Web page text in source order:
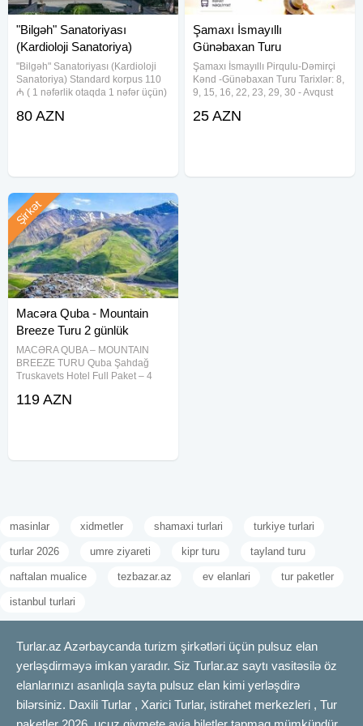
"Bilgəh" Sanatoriyası
(Kardioloji Sanatoriya)
"Bilgəh" Sanatoriyası (Kardioloji
Sanatoriya) Standard korpus 110
₼ ( 1 nəfərlik otaqda 1 nəfər üçün)
otaqda 1 nəfər üçün) Junior Suite
80 AZN
Şamaxı İsmayıllı
Günəbaxan Turu
Şamaxı İsmayıllı Pirqulu-Dəmirçi
Kənd -Günəbaxan Turu Tarixlər: 8,
9, 15, 16, 22, 23, 29, 30 - Avqust
19, 20, 25, 26, 27 - Avqust
25 AZN
Macəra Quba - Mountain
Breeze Turu 2 günlük
MACƏRA QUBA – MOUNTAIN
BREEZE TURU Quba Şahdağ
Truskavets Hotel Full Paket – 4
━━━━━━━━━━━━━━ Tarixlər: 08-09
Şirkət
119 AZN
masinlar xidmetler shamaxi turlari turkiye turlari
turlar 2026 umre ziyareti kipr turu tayland turu
naftalan mualice tezbazar.az ev elanlari tur paketler
istanbul turlari
Turlar.az Azərbaycanda turizm şirkətləri üçün pulsuz elan
yerləşdirməyə imkan yaradır. Siz Turlar.az saytı vasitəsilə öz
elanlarınızı asanlıqla sayta pulsuz elan kimi yerləşdirə
bilərsiniz. Daxili Turlar , Xarici Turlar, istirahet merkezleri , Tur